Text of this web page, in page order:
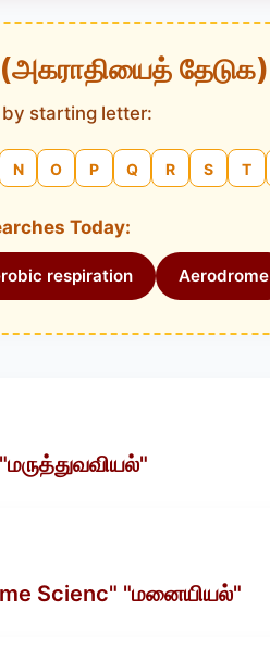
தேடுக)
starting letter:
N O P Q R S T
Today:
respiration Aerodrome
Scienc" "மனையியல்"